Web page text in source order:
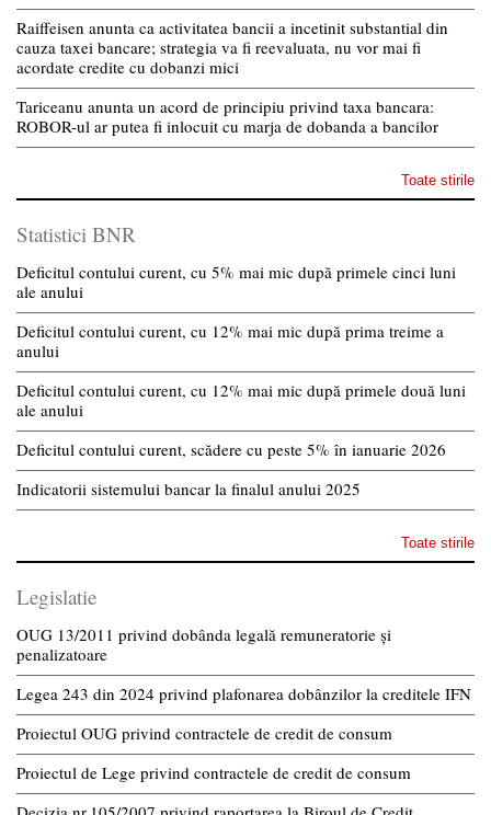
Raiffeisen anunta ca activitatea bancii a incetinit substantial din
cauza taxei bancare; strategia va fi reevaluata, nu vor mai fi
acordate credite cu dobanzi mici
Tariceanu anunta un acord de principiu privind taxa bancara:
ROBOR-ul ar putea fi inlocuit cu marja de dobanda a bancilor
Toate stirile
Statistici BNR
Deficitul contului curent, cu 5% mai mic după primele cinci luni
ale anului
Deficitul contului curent, cu 12% mai mic după prima treime a
anului
Deficitul contului curent, cu 12% mai mic după primele două luni
ale anului
Deficitul contului curent, scădere cu peste 5% în ianuarie 2026
Indicatorii sistemului bancar la finalul anului 2025
Toate stirile
Legislatie
OUG 13/2011 privind dobânda legală remuneratorie și
penalizatoare
Legea 243 din 2024 privind plafonarea dobânzilor la creditele IFN
Proiectul OUG privind contractele de credit de consum
Proiectul de Lege privind contractele de credit de consum